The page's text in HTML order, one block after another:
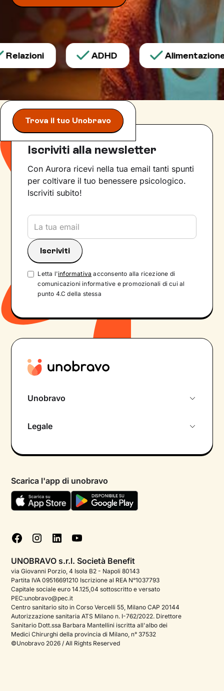
ADHD Alimentazione
Trova il tuo Unobravo
Iscriviti alla newsletter
Con Aurora ricevi nella tua email tanti spunti
per coltivare il tuo benessere psicologico.
Iscriviti subito!
Letta l'informativa acconsento alla ricezione di
comunicazioni informative e promozionali di cui al
punto 4.C della stessa
Unobravo
Psicologo in chat
Aiuto urgente
FAQ
Podcast di psicologia
Corporate
Psicologo italiano all'estero
Sala stampa
Bandi e premi
Legale
Termini e condizioni
Informativa Privacy
Cookie policy
Gestisci cookie
Scarica l'app di unobravo
UNOBRAVO s.r.l. Società Benefit
via Giovanni Porzio, 4 Isola B2 - Napoli 80143
Partita IVA 09516691210 Iscrizione al REA N°1037793
Capitale sociale euro 14.125,04 sottoscritto e versato
PEC:unobravo@pec.it
Centro sanitario sito in Corso Vercelli 55, Milano CAP 20144
Autorizzazione sanitaria ATS Milano n. I-762/2022. Direttore
Sanitario Dott.ssa Barbara Mantellini iscritta all'albo dei
Medici Chirurghi della provincia di Milano, n° 37532
©Unobravo 2026 / All Rights Reserved